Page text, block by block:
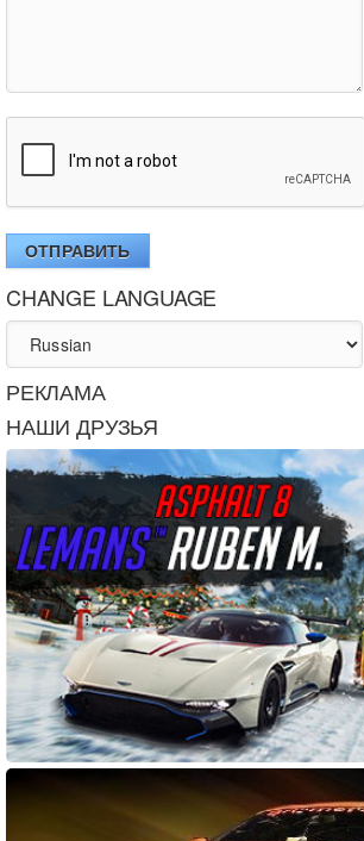
ОТПРАВИТЬ
CHANGE LANGUAGE
РЕКЛАМА
НАШИ ДРУЗЬЯ